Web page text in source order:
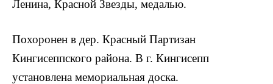
Ленина, Красной Звезды, медалью.
Похоронен в дер. Красный Партизан
Кингисеппского района. В г. Кингисепп
установлена мемориальная доска.